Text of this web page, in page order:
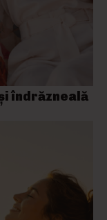
îndrăzneală